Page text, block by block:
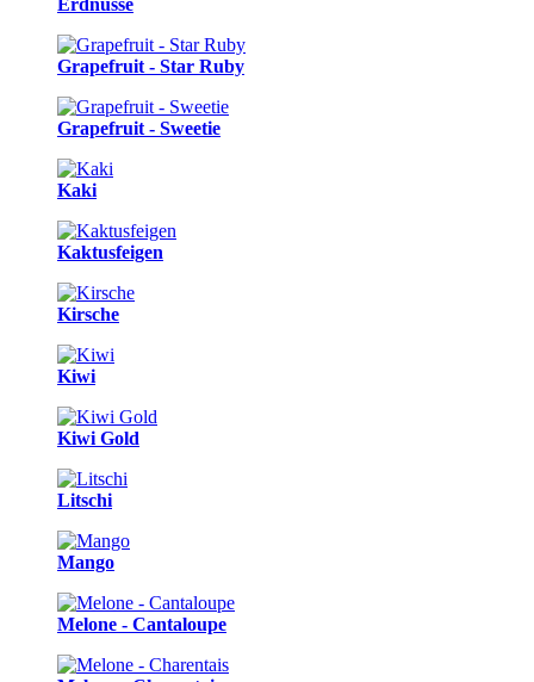
Grapefruit - Star Ruby
Grapefruit - Sweetie
Kaki
Kaktusfeigen
Kirsche
Kiwi
Kiwi Gold
Litschi
Mango
Melone - Cantaloupe